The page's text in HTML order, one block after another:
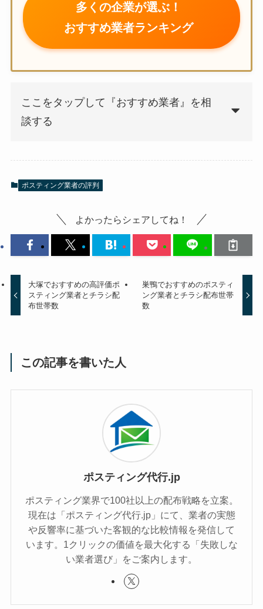
多くの企業が選ぶ！
おすすめ業者ランキング
ここをタップして『おすすめ業者』を相
談する
ポスティング業者の評判
よかったらシェアしてね！
大塚でおすすめの高評価ポ
スティング業者とチラシ配
布世帯数
巣鴨でおすすめのポスティ
ング業者とチラシ配布世帯
数
この記事を書いた人
ポスティング代行.jp
ポスティング業界で100社以上の配布戦略を立案。
現在は「ポスティング代行.jp」にて、業者の実態
や反響率に基づいた客観的な比較情報を発信して
います。1クリックの価値を最大化する「失敗しな
い業者選び」をご案内します。